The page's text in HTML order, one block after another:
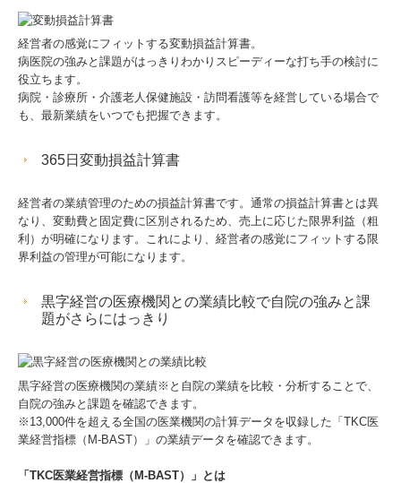
経営者の感覚にフィットする変動損益計算書。
病医院の強みと課題がはっきりわかりスピーディーな打ち手の検討に
役立ちます。
病院・診療所・介護老人保健施設・訪問看護等を経営している場合で
も、最新業績をいつでも把握できます。
365日変動損益計算書
経営者の業績管理のための損益計算書です。通常の損益計算書とは異
なり、変動費と固定費に区別されるため、売上に応じた限界利益（粗
利）が明確になります。これにより、経営者の感覚にフィットする限
界利益の管理が可能になります。
黒字経営の医療機関との業績比較で自院の強みと課
題がさらにはっきり
黒字経営の医療機関の業績※と自院の業績を比較・分析することで、
自院の強みと課題を確認できます。
※13,000件を超える全国の医業機関の計算データを収録した「TKC医
業経営指標（M-BAST）」の業績データを確認できます。
「TKC医業経営指標（M-BAST）」とは